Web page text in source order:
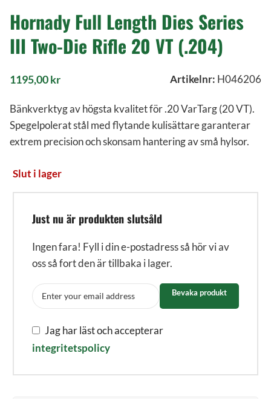
Hornady Full Length Dies Series
III Two-Die Rifle 20 VT (.204)
1195,00kr Artikelnr: H046206
Bänkverktyg av högsta kvalitet för .20 VarTarg (20 VT).
Spegelpolerat stål med flytande kulisättare garanterar
extrem precision och skonsam hantering av små hylsor.
Slut i lager
Just nu är produkten slutsåld
Ingen fara! Fyll i din e-postadress så hör vi av
oss så fort den är tillbaka i lager.
Bevaka produkt
Jag har läst och accepterar
integritetspolicy